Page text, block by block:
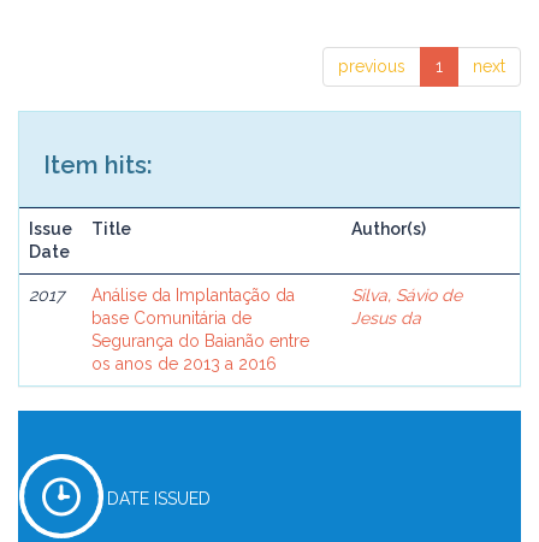
previous 1 next
Item hits:
Issue
Date
Title Author(s)
2017
Análise da Implantação da
base Comunitária de
Segurança do Baianão entre
os anos de 2013 a 2016
Silva, Sávio de
Jesus da
DATE ISSUED